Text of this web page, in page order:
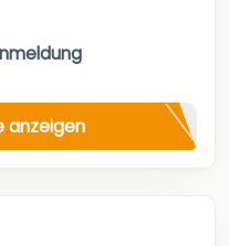
anzeigen